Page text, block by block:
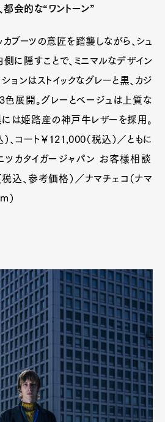
都会的な“ワントーン”
カブーツの意匠を踏襲しながら、シュ
側に隠すことで、ミニマルなデザイン
ョンはストイックなグレーと黒、カジ
色展開。グレーとベージュは上質な
には姫路産の神戸牛レザーを採用。
、コート￥121,000（税込）／ともに
カタイガージャパン お客様相談
込、参考価格）／ナマチェコ（ナマ
）